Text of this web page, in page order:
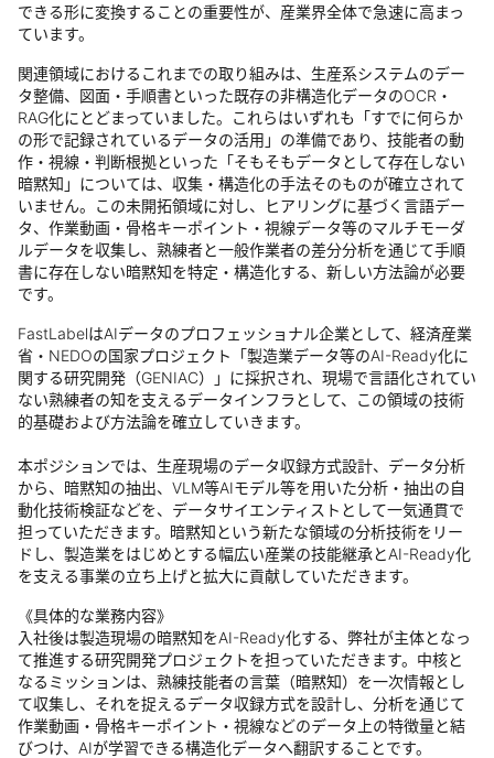
できる形に変換することの重要性が、産業界全体で急速に高まっ
ています。
関連領域におけるこれまでの取り組みは、生産系システムのデー
タ整備、図面・手順書といった既存の非構造化データのOCR・
RAG化にとどまっていました。これらはいずれも「すでに何らか
の形で記録されているデータの活用」の準備であり、技能者の動
作・視線・判断根拠といった「そもそもデータとして存在しない
暗黙知」については、収集・構造化の手法そのものが確立されて
いません。この未開拓領域に対し、ヒアリングに基づく言語デー
タ、作業動画・骨格キーポイント・視線データ等のマルチモーダ
ルデータを収集し、熟練者と一般作業者の差分分析を通じて手順
書に存在しない暗黙知を特定・構造化する、新しい方法論が必要
です。
FastLabelはAIデータのプロフェッショナル企業として、経済産業
省・NEDOの国家プロジェクト「製造業データ等のAI-Ready化に
関する研究開発（GENIAC）」に採択され、現場で言語化されてい
ない熟練者の知を支えるデータインフラとして、この領域の技術
的基礎および方法論を確立していきます。
本ポジションでは、生産現場のデータ収録方式設計、データ分析
から、暗黙知の抽出、VLM等AIモデル等を用いた分析・抽出の自
動化技術検証などを、データサイエンティストとして一気通貫で
担っていただきます。暗黙知という新たな領域の分析技術をリー
ドし、製造業をはじめとする幅広い産業の技能継承とAI-Ready化
を支える事業の立ち上げと拡大に貢献していただきます。
《具体的な業務内容》
入社後は製造現場の暗黙知をAI-Ready化する、弊社が主体となっ
て推進する研究開発プロジェクトを担っていただきます。中核と
なるミッションは、熟練技能者の言葉（暗黙知）を一次情報とし
て収集し、それを捉えるデータ収録方式を設計し、分析を通じて
作業動画・骨格キーポイント・視線などのデータ上の特徴量と結
びつけ、AIが学習できる構造化データへ翻訳することです。